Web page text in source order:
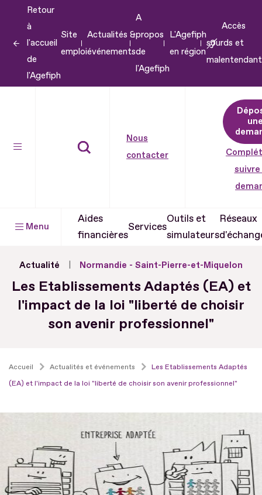
contenu
Retour
à
l'accueil
de
l'Agefiph
Site
emploi
Actualités &
événements
A
propos
de
l'Agefiph
L'Agefiph
en région
Accès
sourds et
Nous
contacter
suivre
Menu
Aides
financières
Services
Outils et
simulateurs
Réseaux
Actualité Normandie - Saint-Pierre-et-Miquelon
Les Etablissements Adaptés (EA) et
l'impact de la loi "liberté de choisir
son avenir professionnel"
Accueil Actualités et événements
Les Etablissements Adaptés
(EA) et l'impact de la loi "liberté de choisir son avenir professionnel"